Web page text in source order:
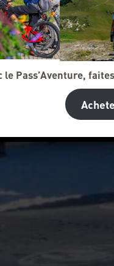
le Pass’Aventure,